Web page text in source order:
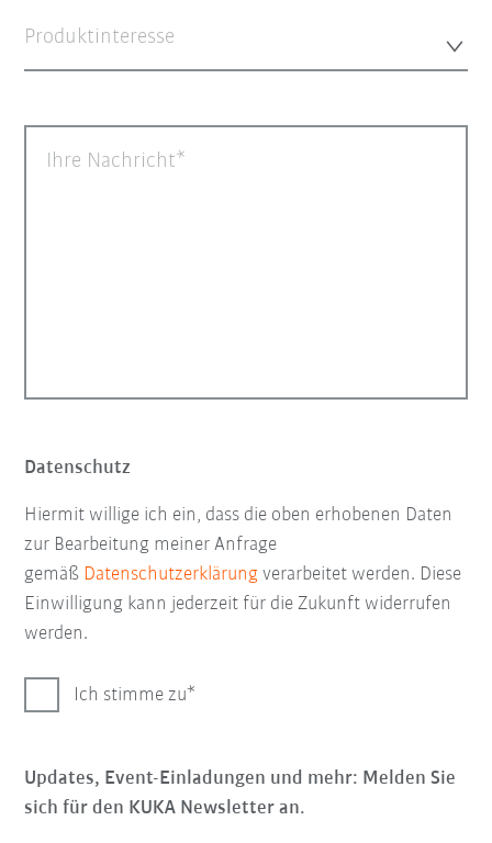
Produktinteresse
Ihre Nachricht
Datenschutz
Hiermit willige ich ein, dass die oben erhobenen Daten
zur Bearbeitung meiner Anfrage
gemäß Datenschutzerklärung verarbeitet werden. Diese
Einwilligung kann jederzeit für die Zukunft widerrufen
werden.
Ich stimme zu
Updates, Event-Einladungen und mehr: Melden Sie
sich für den KUKA Newsletter an.